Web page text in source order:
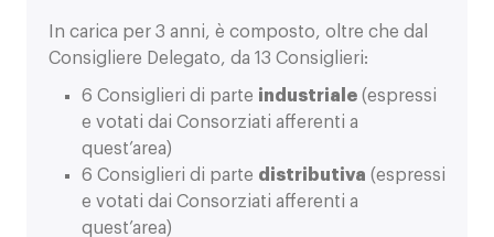
In carica per 3 anni, è composto, oltre che dal
Consigliere Delegato, da 13 Consiglieri:
6 Consiglieri di parte industriale (espressi
e votati dai Consorziati afferenti a
quest’area)
6 Consiglieri di parte distributiva (espressi
e votati dai Consorziati afferenti a
quest’area)